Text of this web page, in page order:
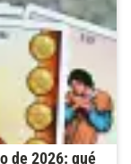
de 2026: qué